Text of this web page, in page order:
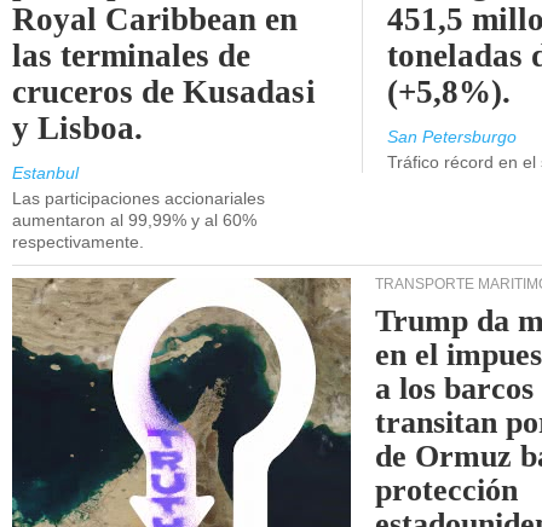
Royal Caribbean en
las terminales de
cruceros de Kusadasi
y Lisboa.
Estanbul
Las participaciones accionariales
aumentaron al 99,99% y al 60%
respectivamente.
451,5
toneladas
(+5,8%).
San Petersburgo
Tráfico récord en
TRANSPORTE
Trump da
en el
a los barcos
transitan
de Ormuz
protección